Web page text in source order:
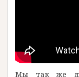
Мы так же